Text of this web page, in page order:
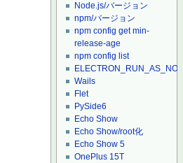
Node.js/バージョン
npm/バージョン
npm config get min-
release-age
npm config list
Wails
Flet
PySide6
Echo Show
Echo Show/root化
Echo Show 5
OnePlus 15T